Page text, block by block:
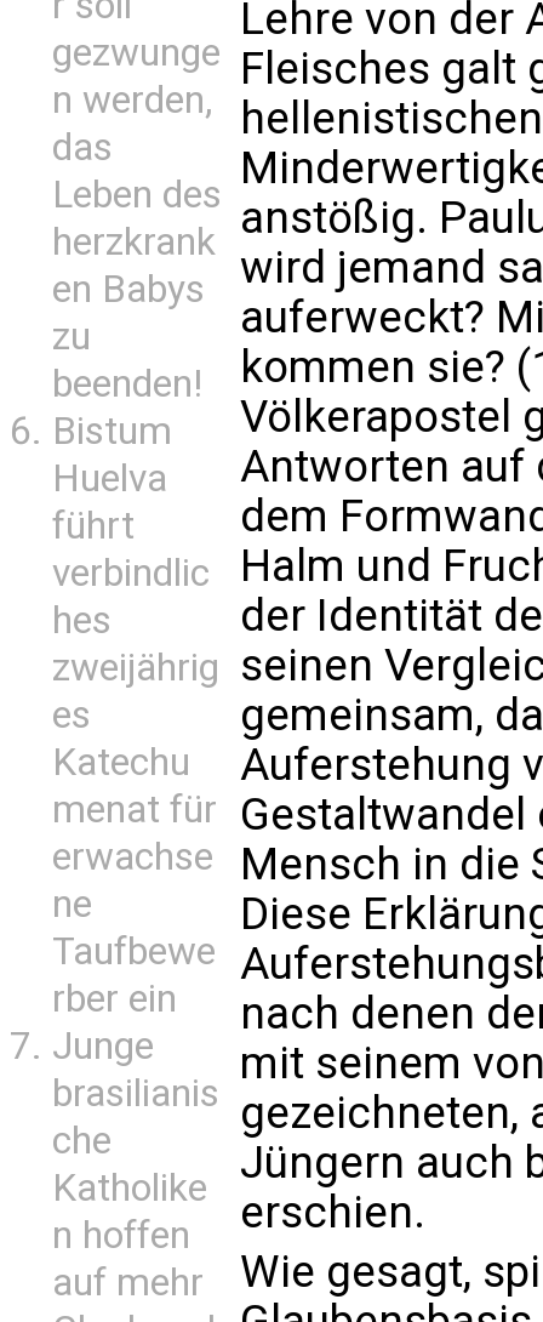
gezwunge
n werden,
das
Leben des
herzkrank
en Babys
zu
beenden!
Bistum
Huelva
führt
verbindlic
hes
zweijährig
es
Katechu
menat für
erwachse
ne
Taufbewe
rber ein
Junge
brasilianis
che
Katholike
n hoffen
auf mehr
Lehre von
Fleisches galt
anstößig.
wird jemand
auferweckt?
kommen
Völkerapostel
Antworten auf
dem
Halm und
der Identität
seinen
gemeinsam,
Auferstehung
Gestaltwandel
Mensch in die
Diese
nach denen
mit seinem
gezeichneten,
Jüngern auch
erschien.
Wie gesagt,